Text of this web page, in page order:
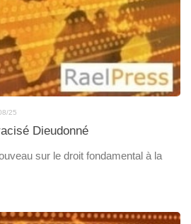
25
Dieudonné
sur le droit fondamental à la